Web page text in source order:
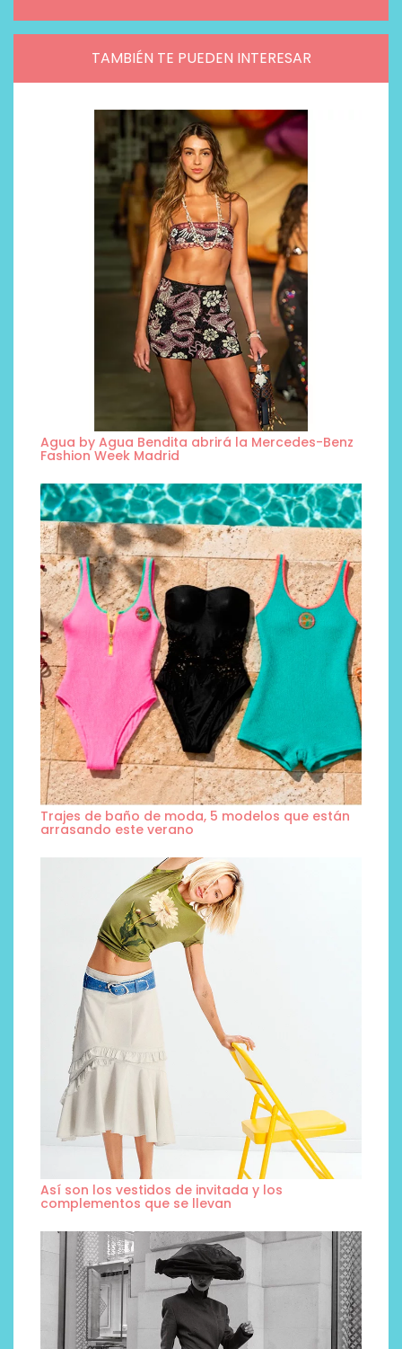
TAMBIÉN TE PUEDEN INTERESAR
Agua by Agua Bendita abrirá la Mercedes-Benz
Fashion Week Madrid
Trajes de baño de moda, 5 modelos que están
arrasando este verano
Así son los vestidos de invitada y los
complementos que se llevan